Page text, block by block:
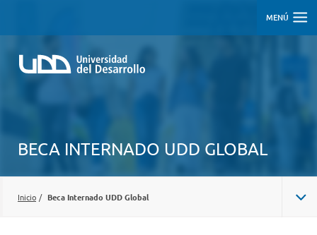
MENÚ
BECA INTERNADO UDD GLOBAL
Inicio / Beca Internado UDD Global